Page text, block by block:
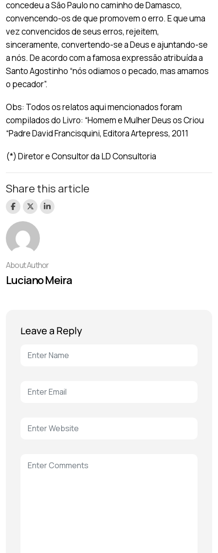
concedeu a São Paulo no caminho de Damasco,
convencendo-os de que promovem o erro. E que uma
vez convencidos de seus erros, rejeitem,
sinceramente, convertendo-se a Deus e ajuntando-se
a nós. De acordo com a famosa expressão atribuída a
Santo Agostinho “nós odiamos o pecado, mas amamos
o pecador”.
Obs: Todos os relatos aqui mencionados foram
compilados do Livro: “Homem e Mulher Deus os Criou
“Padre David Francisquini, Editora Artepress, 2011
(*) Diretor e Consultor da LD Consultoria
Share this article
About Author
Luciano Meira
Leave a Reply